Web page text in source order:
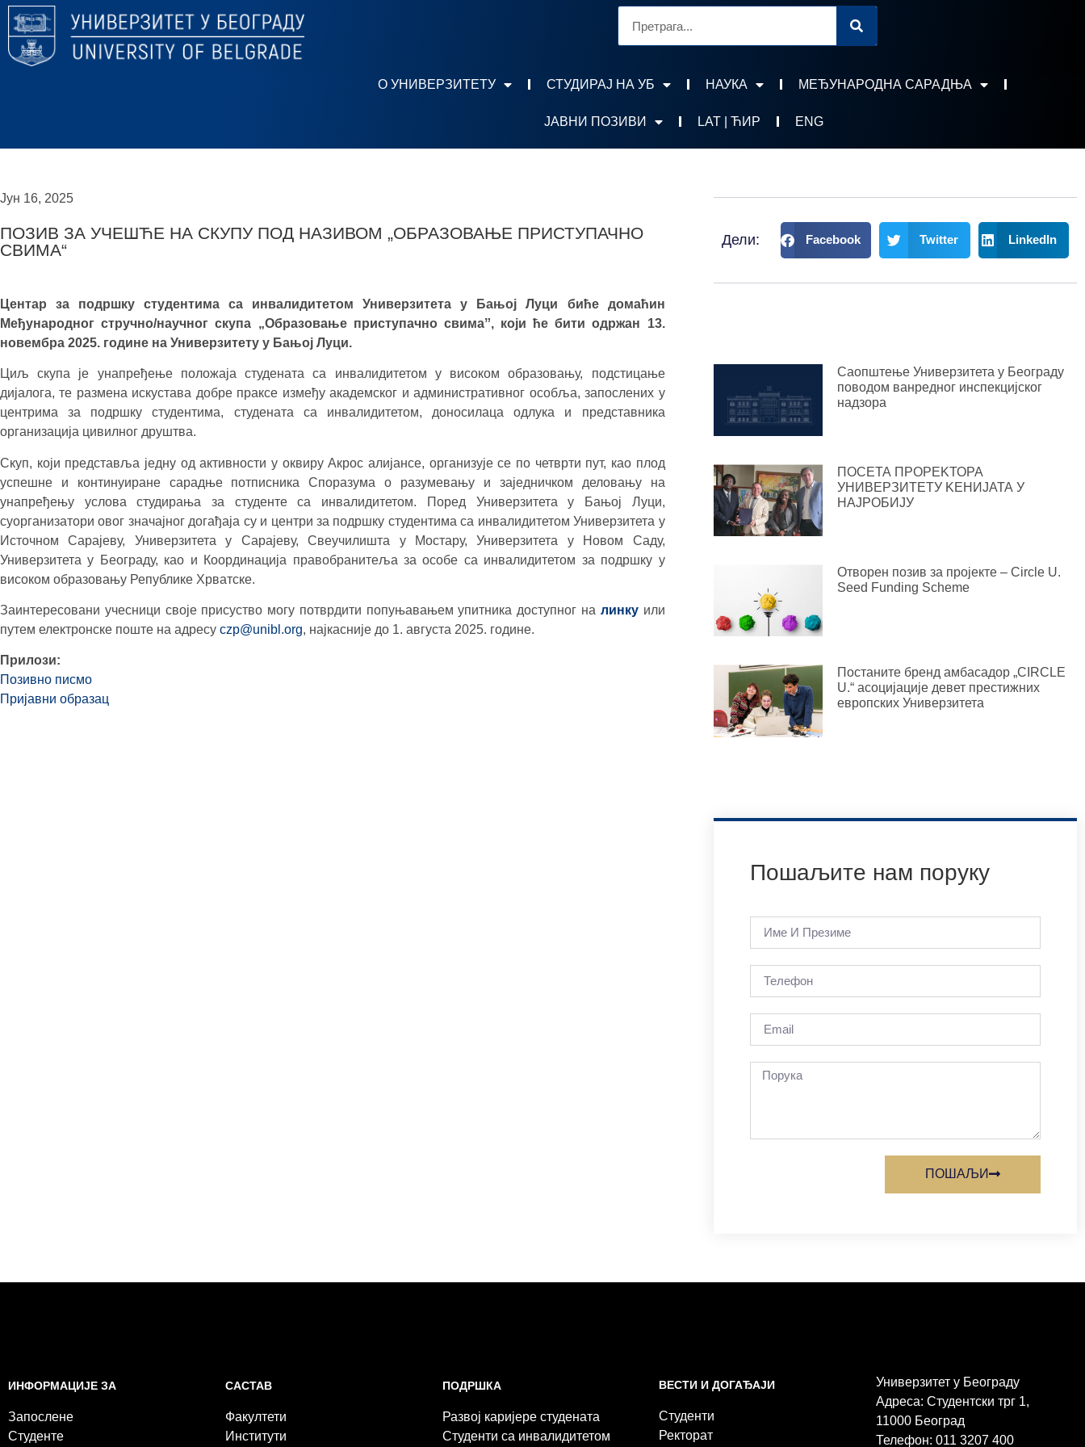
О УНИВЕРЗИТЕТУ СТУДИРАЈ НА УБ НАУКА МЕЂУНАРОДНА САРАДЊА
ЈАВНИ ПОЗИВИ LAT | ЋИР ENG
Јун 16, 2025
ПОЗИВ ЗА УЧЕШЋЕ НА СКУПУ ПОД НАЗИВОМ „ОБРАЗОВАЊЕ ПРИСТУПАЧНО
СВИМА“
Центар за подршку студентима са инвалидитетом Универзитета у Бањој Луци биће домаћин
Међународног стручно/научногскупа „Образовање приступачно свимаˮ, који ће бити одржан 13.
новембра 2025. године на Универзитету у Бањој Луци.
Циљ скупа је унапређење положаја студената са инвалидитетом у високом образовању, подстицање
дијалога, те размена искустава добре праксе између академског и административног особља, запослених у
центрима за подршку студентима, студената са инвалидитетом, доносилаца одлука и представника
организација цивилног друштва.
Скуп, који представља једну од активности у оквиру Акрос алијансе, организује се по четврти пут, као плод
успешне и континуиране сарадње потписника Споразума о разумевању и заједничком деловању на
унапређењу услова студирања за студенте са инвалидитетом. Поред Универзитета у Бањој Луци,
суорганизатори овог значајног догађаја су и центри за подршку студентима са инвалидитетом Универзитета у
Источном Сарајеву, Универзитета у Сарајеву, Свеучилишта у Мостару, Универзитета у Новом Саду,
Универзитета у Београду, као и Координација правобранитеља за особе са инвалидитетом за подршку у
високом образовању Републике Хрватске.
Заинтересовани учесници своје присуство могу потврдити попуњавањем упитника доступног на линкуили
путем електронске поште на адресу czp@unibl.org, најкасније до 1. августа 2025. године.
Прилози:
Позивно писмо
Пријавни образац
Дели: Facebook Twitter LinkedIn
Саопштење Универзитета у Београду
поводом ванредног инспекцијског
надзора
ПОСЕТА ПРОРЕKТОРА
УНИВЕРЗИТЕТУ KЕНИЈАТА У
НАЈРОБИЈУ
Отворен позив за пројекте – Circle U.
Seed Funding Scheme
Постаните бренд амбасадор „CIRCLE
U.“ асоцијације девет престижних
европских Универзитета
Пошаљите нам поруку
ПОШАЉИ
ИНФОРМАЦИЈЕ ЗА
Запослене
Студенте
САСТАВ
Факултети
Институти
ПОДРШКА
Развој каријере студената
Студенти са инвалидитетом
ВЕСТИ И ДОГАЂАЈИ
Студенти
Ректорат
Универзитет у Београду
Адреса: Студентски трг 1,
11000 Београд
Телефон: 011 3207 400